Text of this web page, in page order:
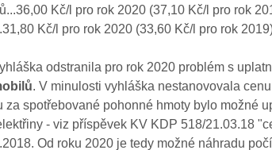
Kč/l pro rok 2020 (37,10 Kč/l pro rok
Kč/l pro rok 2020 (33,60 Kč/l pro rok
odstranila pro rok 2020 problém s
. V minulosti vyhláška nestanovovala
za spotřebované pohonné hmoty bylo možné
- viz příspěvek KV KDP 518/21.03.18
Od roku 2020 je tedy možné náhradu